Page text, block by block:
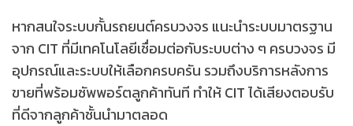
หากสนใจระบบกั้นรถยนต์ครบวงจร แนะนำระบบมาตรฐาน
จาก CIT ที่มีเทคโนโลยีเชื่อมต่อกับระบบต่าง ๆ ครบวงจร มี
อุปกรณ์และระบบให้เลือกครบครัน รวมถึงบริการหลังการ
ขายที่พร้อมซัพพอร์ตลูกค้าทันที ทำให้ CIT ได้เสียงตอบรับ
ที่ดีจากลูกค้าชั้นนำมาตลอด